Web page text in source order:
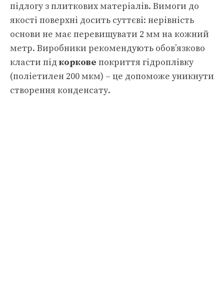
підлогу з плиткових матеріалів. Вимоги до
якості поверхні досить суттєві: нерівність
основи не має перевищувати 2 мм на кожний
метр. Виробники рекомендують обов’язково
класти під коркове покриття гідроплівку
(поліетилен 200 мкм) – це допоможе уникнути
створення конденсату.